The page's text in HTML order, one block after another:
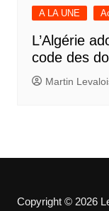
A LA UNE
L’Algérie
code des
Martin
Copyright © 2026